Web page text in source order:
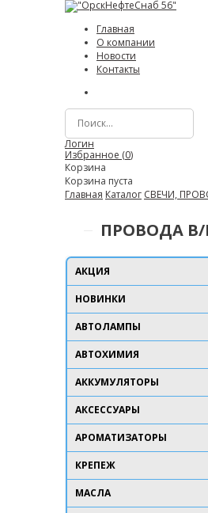
Главная
О компании
Новости
Контакты
Логин
Избранное (0)
Корзина
Корзина пуста
Главная Каталог СВЕЧИ,
ПРОВОДА В/
АКЦИЯ
НОВИНКИ
АВТОЛАМПЫ
АВТОХИМИЯ
АККУМУЛЯТОРЫ
АКСЕССУАРЫ
АРОМАТИЗАТОРЫ
КРЕПЕЖ
МАСЛА